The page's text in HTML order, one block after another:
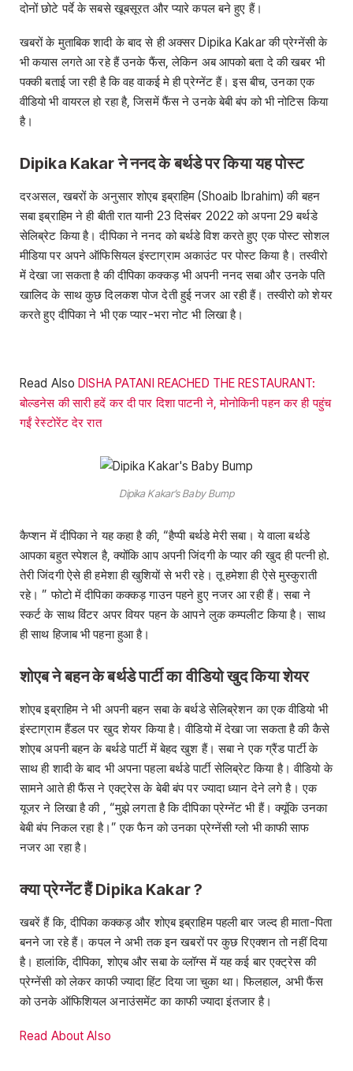
दोनों छोटे पर्दे के सबसे खूबसूरत और प्यारे कपल बने हुए हैं।
खबरों के मुताबिक शादी के बाद से ही अक्सर Dipika Kakar की प्रेग्नेंसी के
भी कयास लगते आ रहे हैं उनके फैंस, लेकिन अब आपको बता दे की खबर भी
पक्की बताई जा रही है कि वह वाकई मे ही प्रेग्नेंट हैं। इस बीच, उनका एक
वीडियो भी वायरल हो रहा है, जिसमें फैंस ने उनके बेबी बंप को भी नोटिस किया
है।
Dipika Kakarने ननद के बर्थडे पर किया यह पोस्ट
दरअसल, खबरों के अनुसार शोएब इब्राहिम (Shoaib Ibrahim) की बहन
सबा इब्राहिम ने ही बीती रात यानी 23 दिसंबर 2022 को अपना 29 बर्थडे
सेलिब्रेट किया है। दीपिका ने ननद को बर्थडे विश करते हुए एक पोस्ट सोशल
मीडिया पर अपने ऑफिसियल इंस्टाग्राम अकाउंट पर पोस्ट किया है। तस्वीरो
में देखा जा सकता है की दीपिका कक्कड़ भी अपनी ननद सबा और उनके पति
खालिद के साथ कुछ दिलकश पोज देती हुई नजर आ रही हैं। तस्वीरो को शेयर
करते हुए दीपिका ने भी एक प्यार-भरा नोट भी लिखा है।
Read AlsoDISHA PATANI REACHED THE RESTAURANT:
बोल्डनेस की सारी हदें कर दी पार दिशा पाटनी ने, मोनोकिनी पहन कर ही पहुंच
गईं रेस्टोरेंट देर रात
Dipika Kakar’s Baby Bump
कैप्शन में दीपिका ने यह कहा है की, “हैप्पी बर्थडे मेरी सबा। ये वाला बर्थडे
आपका बहुत स्पेशल है, क्योंकि आप अपनी जिंदगी के प्यार की खुद ही पत्नी हो.
तेरी जिंदगी ऐसे ही हमेशा ही खुशियों से भरी रहे। तू हमेशा ही ऐसे मुस्कुराती
रहे। ” फोटो में दीपिका कक्कड़ गाउन पहने हुए नजर आ रही हैं। सबा ने
स्कर्ट के साथ विंटर अपर वियर पहन के आपने लुक कम्पलीट किया है। साथ
ही साथ हिजाब भी पहना हुआ है।
शोएब ने बहन के बर्थडे पार्टी का वीडियो खुद किया शेयर
शोएब इब्राहिम ने भी अपनी बहन सबा के बर्थडे सेलिब्रेशन का एक वीडियो भी
इंस्टाग्राम हैंडल पर खुद शेयर किया है। वीडियो में देखा जा सकता है की कैसे
शोएब अपनी बहन के बर्थडे पार्टी में बेहद खुश हैं। सबा ने एक ग्रैंड पार्टी के
साथ ही शादी के बाद भी अपना पहला बर्थडे पार्टी सेलिब्रेट किया है। वीडियो के
सामने आते ही फैंस ने एक्ट्रेस के बेबी बंप पर ज्यादा ध्यान देने लगे है। एक
यूजर ने लिखा है की , “मुझे लगता है कि दीपिका प्रेग्नेंट भी हैं। क्यूंकि उनका
बेबी बंप निकल रहा है।” एक फैन को उनका प्रेग्नेंसी ग्लो भी काफी साफ
नजर आ रहा है।
क्या प्रेग्नेंट हैंDipika Kakar?
खबरें हैं कि, दीपिका कक्कड़ और शोएब इब्राहिम पहली बार जल्द ही माता-पिता
बनने जा रहे हैं। कपल ने अभी तक इन खबरों पर कुछ रिएक्शन तो नहीं दिया
है। हालांकि, दीपिका, शोएब और सबा के व्लॉग्स में यह कई बार एक्ट्रेस की
प्रेग्नेंसी को लेकर काफी ज्यादा हिंट दिया जा चुका था। फिलहाल, अभी फैंस
को उनके ऑफिशियल अनाउंसमेंट का काफी ज्यादा इंतजार है।
Read About Also